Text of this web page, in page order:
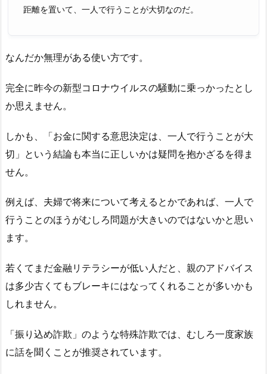
距離を置いて、一人で行うことが大切なのだ。
なんだか無理がある使い方です。
完全に昨今の新型コロナウイルスの騒動に乗っかったとし
か思えません。
しかも、「お金に関する意思決定は、一人で行うことが大
切」という結論も本当に正しいかは疑問を抱かざるを得ま
せん。
例えば、夫婦で将来について考えるとかであれば、一人で
行うことのほうがむしろ問題が大きいのではないかと思い
ます。
若くてまだ金融リテラシーが低い人だと、親のアドバイス
は多少古くてもブレーキにはなってくれることが多いかも
しれません。
「振り込め詐欺」のような特殊詐欺では、むしろ一度家族
に話を聞くことが推奨されています。